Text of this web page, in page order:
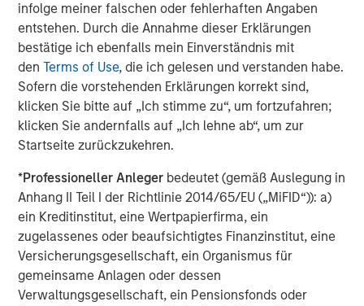
infolge meiner falschen oder fehlerhaften Angaben
entstehen. Durch die Annahme dieser Erklärungen
bestätige ich ebenfalls mein Einverständnis mit
denTerms of Use, die ich gelesen und verstanden habe.
Sofern die vorstehenden Erklärungen korrekt sind,
klicken Sie bitte auf „Ich stimme zu“, um fortzufahren;
klicken Sie andernfalls auf „Ich lehne ab“, um zur
Startseite zurückzukehren.
*Professioneller Anleger bedeutet (gemäß Auslegung in
Anhang II Teil I der Richtlinie 2014/65/EU („MiFID“)): a)
ein Kreditinstitut, eine Wertpapierfirma, ein
zugelassenes oder beaufsichtigtes Finanzinstitut, eine
Versicherungsgesellschaft, ein Organismus für
gemeinsame Anlagen oder dessen
Verwaltungsgesellschaft, ein Pensionsfonds oder
Demand for U.S. Treasuries
Despite discussion in fixed-income markets about the
reduction of foreign ownership in U.S. Treasuries, the
selling may simply be a rebalancing of exposure—not an
indication that foreign holders of U.S. assets no longer
view Treasuries or the dollar as safe havens.
sponsorship,” Caron said. “It is merely expected to shift
from foreign to domestic buyers.”
Regulatory change could potentially create additional
demand for U.S. debt, according to Caron. Shifting
regulations related to banks’ supplementary leverage
ratios may already be creating increased domestic